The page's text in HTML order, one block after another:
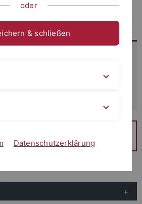
@uni-tuebingen.de
oder
& schließen
Datenschutzerklärung